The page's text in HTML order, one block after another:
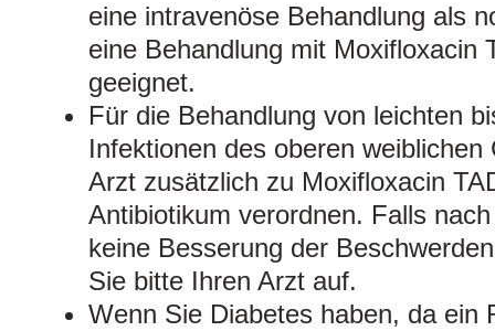
eine intravenöse Behandlung als
eine Behandlung mit Moxifloxacin
geeignet.
Für die Behandlung von leichten
Infektionen des oberen
Arzt zusätzlich zu Moxifloxacin
Antibiotikum verordnen. Falls
keine Besserung der
Sie bitte Ihren Arzt auf.
Wenn Sie Diabetes haben, da ein